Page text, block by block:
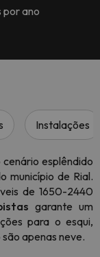
por ano
Instalações
esplêndido
município de Rial.
de 1650-2440
garante um
para o esqui,
apenas neve.